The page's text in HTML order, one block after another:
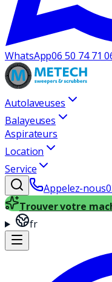
WhatsApp06 50 74 71
Autolaveuses
Balayeuses
Aspirateurs
Location
Service
Appelez-nous
Trouver votre
fr